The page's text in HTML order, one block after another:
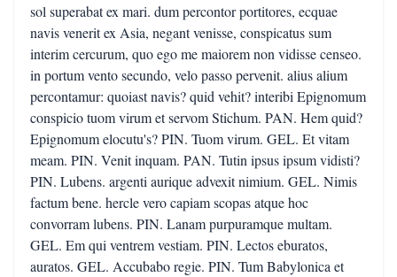
sol superabat ex mari. dum percontor portitores, ecquae
navis venerit ex Asia, negant venisse, conspicatus sum
interim cercurum, quo ego me maiorem non vidisse censeo.
in portum vento secundo, velo passo pervenit. alius alium
percontamur: quoiast navis? quid vehit? interibi Epignomum
conspicio tuom virum et servom Stichum. PAN. Hem quid?
Epignomum elocutu's? PIN. Tuom virum. GEL. Et vitam
meam. PIN. Venit inquam. PAN. Tutin ipsus ipsum vidisti?
PIN. Lubens. argenti aurique advexit nimium. GEL. Nimis
factum bene. hercle vero capiam scopas atque hoc
convorram lubens. PIN. Lanam purpuramque multam.
GEL. Em qui ventrem vestiam. PIN. Lectos eburatos,
auratos. GEL. Accubabo regie. PIN. Tum Babylonica et